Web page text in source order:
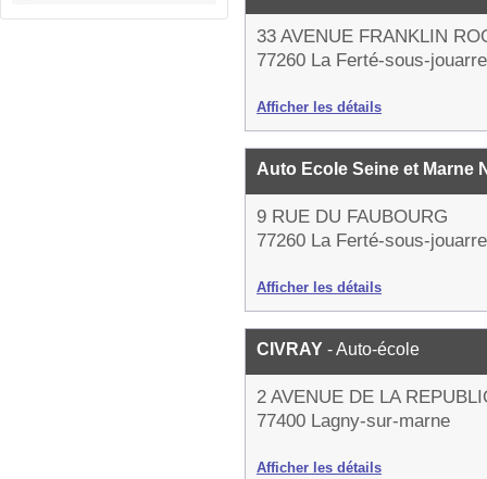
33 AVENUE FRANKLIN
77260 La Ferté-sous-jouarre
Afficher les détails
Auto Ecole Seine et Marne
9 RUE DU FAUBOURG
77260 La Ferté-sous-jouarre
Afficher les détails
CIVRAY - Auto-école
2 AVENUE DE LA
77400 Lagny-sur-marne
Afficher les détails